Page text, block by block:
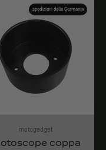
spedizioni dalla Germania
motogadget
coppa